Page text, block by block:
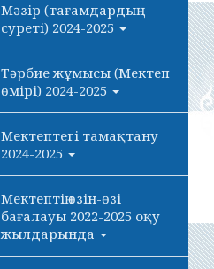
Мәзір (тағамдардың
суреті) 2024-2025
Тәрбие жұмысы (Мектеп
өмірі) 2024-2025
Мектептегі тамақтану
2024-2025
Мектептің өзін-өзі
бағалауы 2022-2025 оқу
жылдарында